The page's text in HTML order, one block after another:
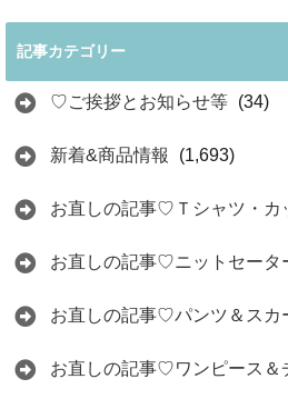
記事カテゴリー
♡ご挨拶とお知らせ等 (34)
新着&商品情報 (1,693)
お直しの記事♡Ｔシャツ・カ
お直しの記事♡ニットセータ
お直しの記事♡パンツ＆スカ
お直しの記事♡ワンピース＆